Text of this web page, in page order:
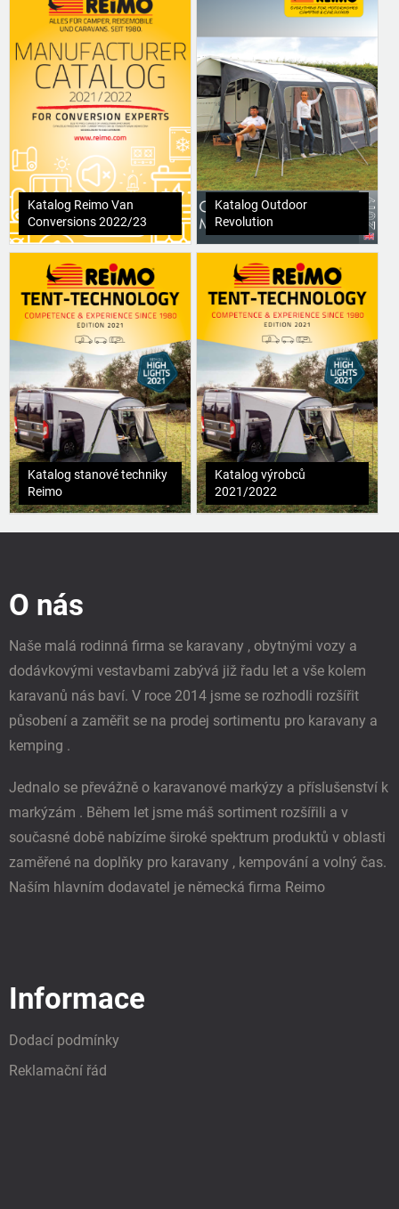
Katalog Reimo Van
Conversions 2022/23
Katalog Outdoor
Revolution
Katalog stanové techniky
Reimo
Katalog výrobců
2021/2022
O nás
Naše malá rodinná firma se karavany , obytnými vozy a
dodávkovými vestavbami zabývá již řadu let a vše kolem
karavanů nás baví. V roce 2014 jsme se rozhodli rozšířit
působení a zaměřit se na prodej sortimentu pro karavany a
kemping .
Jednalo se převážně o karavanové markýzy a příslušenství k
markýzám . Během let jsme máš sortiment rozšířili a v
současné době nabízíme široké spektrum produktů v oblasti
zaměřené na doplňky pro karavany , kempování a volný čas.
Naším hlavním dodavatel je německá firma Reimo
Informace
Dodací podmínky
Reklamační řád